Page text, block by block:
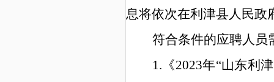
息将依次在利津县人民政
符合条件的应聘人员
1. 《2023年“山东利津